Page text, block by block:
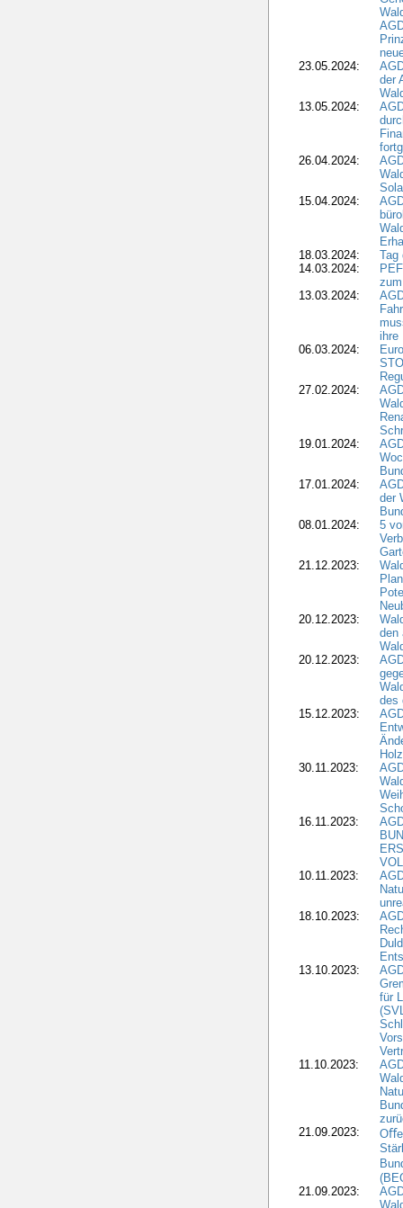
23.05.2024:
der
13.05.2024:
26.04.2024:
15.04.2024:
18.03.2024:
Tag
14.03.2024:
13.03.2024:
ihre
06.03.2024:
27.02.2024:
19.01.2024:
17.01.2024:
der
08.01.2024:
5
21.12.2023:
20.12.2023:
den
20.12.2023:
des
15.12.2023:
30.11.2023:
16.11.2023:
10.11.2023:
18.10.2023:
13.10.2023:
für
11.10.2023:
21.09.2023:
21.09.2023: